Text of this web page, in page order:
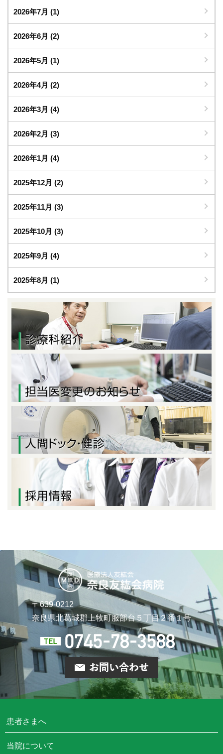
2026年7月 (1)
2026年6月 (2)
2026年5月 (1)
2026年4月 (2)
2026年3月 (4)
2026年2月 (3)
2026年1月 (4)
2025年12月 (2)
2025年11月 (3)
2025年10月 (3)
2025年9月 (4)
2025年8月 (1)
〒639-0212
奈良県北葛城郡上牧町服部台５丁目２番１号
患者さまへ
当院について